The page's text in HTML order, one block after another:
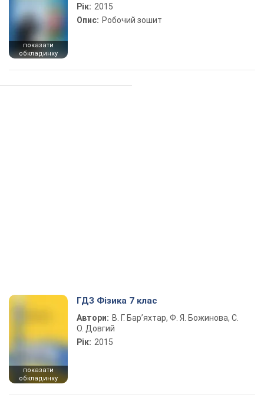
показати
обкладинку
Рік: 2015
Опис: Робочий зошит
показати
обкладинку
ГДЗ Фізика 7 клас
Автори: В. Г. Бар’яхтар, Ф. Я. Божинова, С.
О. Довгий
Рік: 2015